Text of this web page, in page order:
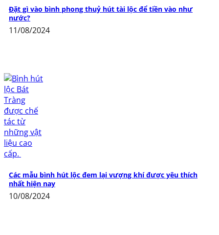
Đặt gì vào bình phong thuỷ hút tài lộc để tiền vào như
nước?
11/08/2024
Các mẫu bình hút lộc đem lại vượng khí được yêu thích
nhất hiện nay
10/08/2024